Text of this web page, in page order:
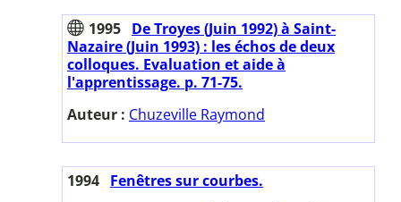
1995 De Troyes (Juin 1992) à Saint-
Nazaire (Juin 1993) : les échos de deux
colloques. Evaluation et aide à
l'apprentissage. p. 71-75.
Auteur : Chuzeville Raymond
1994 Fenêtres sur courbes.